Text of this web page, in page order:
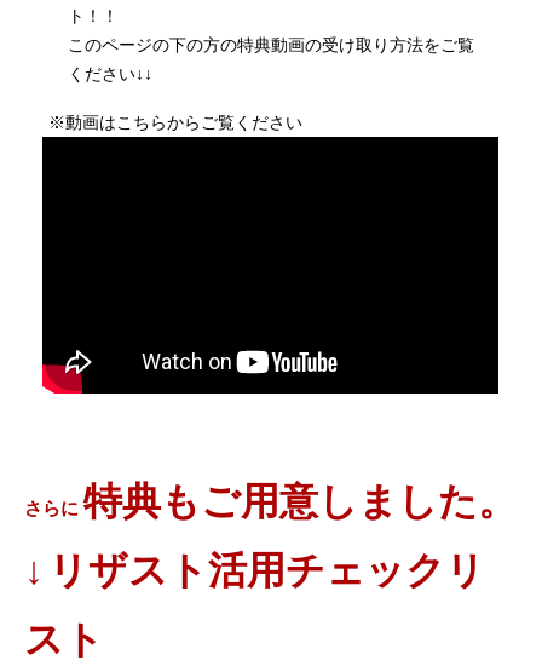
ト！！
このページの下の方の特典動画の受け取り方法をご覧
ください↓↓
※動画はこちらからご覧ください
さらに 特典もご用意しました。
↓ リザスト活用チェックリ
スト